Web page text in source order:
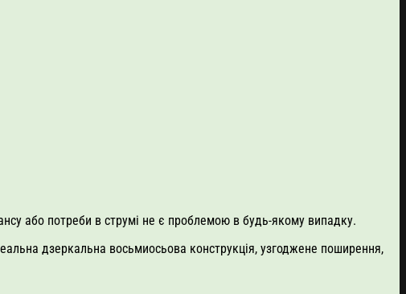
або потреби в струмі не є проблемою в будь-якому випадку.
дзеркальна восьмиосьова конструкція, узгоджене поширення,